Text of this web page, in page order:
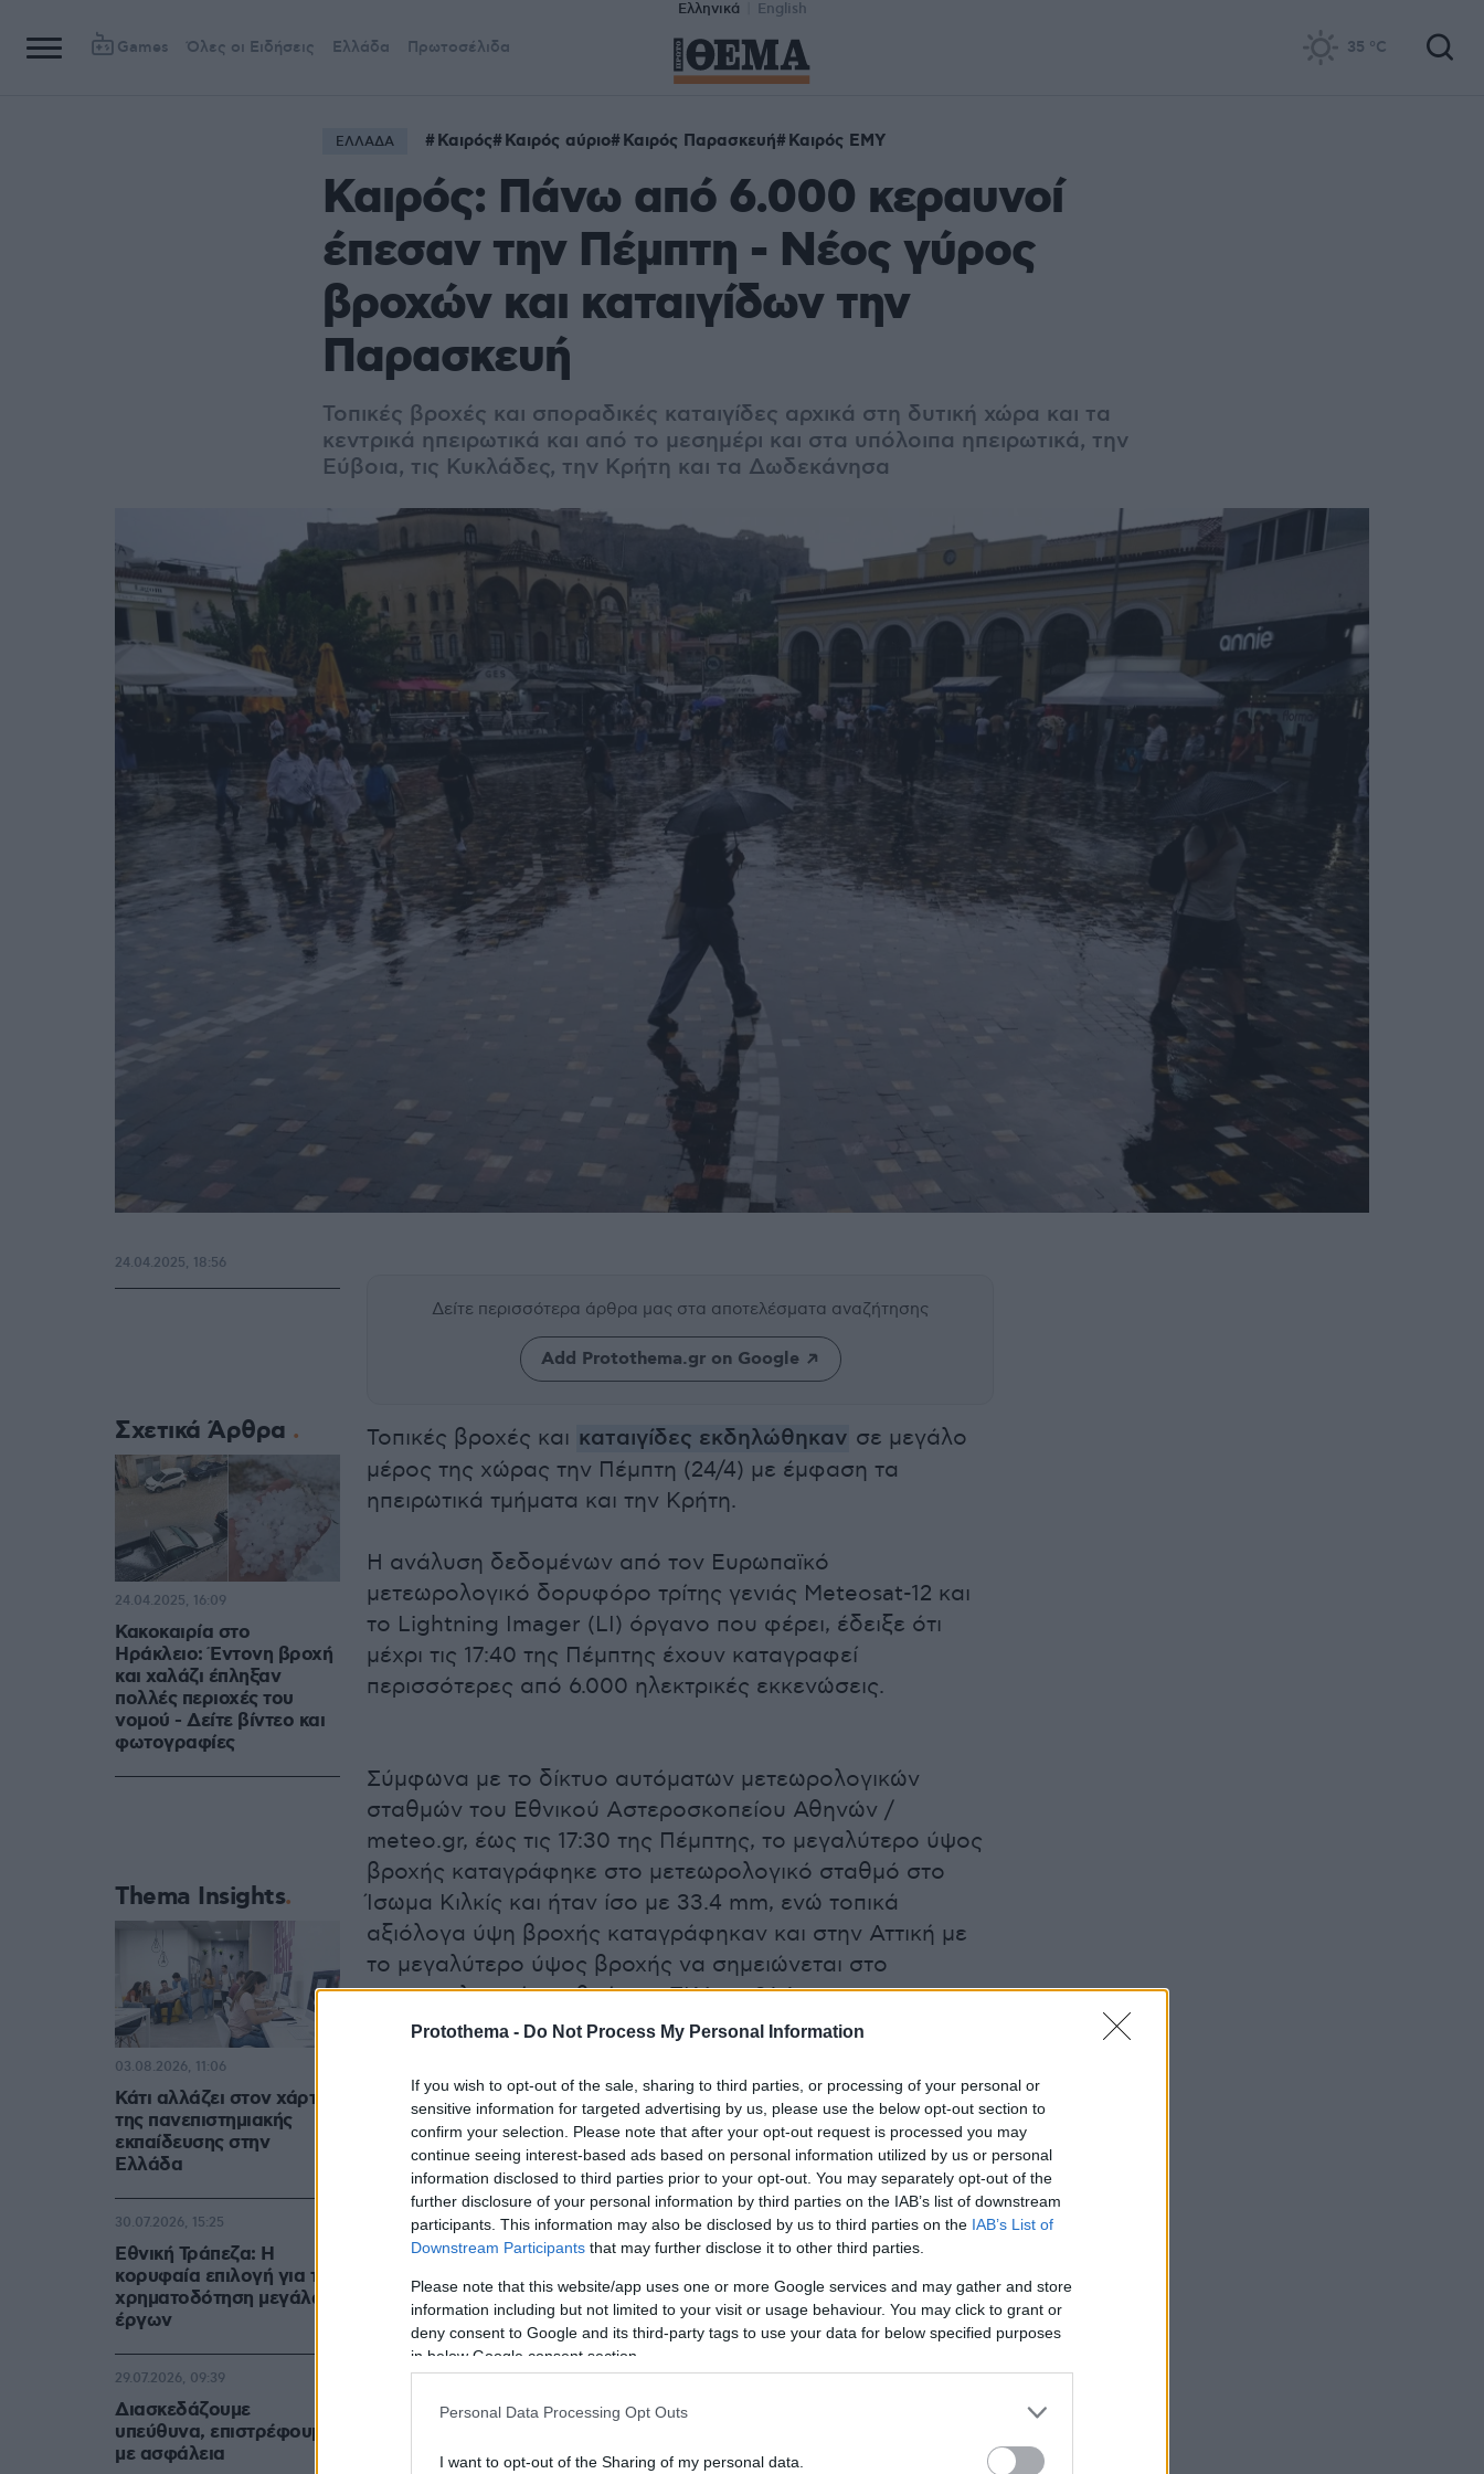
Protothema - Do Not Process My Personal Information
If you wish to opt-out of the sale, sharing to third parties, or processing of your personal or
sensitive information for targeted advertising by us, please use the below opt-out section to
confirm your selection. Please note that after your opt-out request is processed you may
continue seeing interest-based ads based on personal information utilized by us or personal
information disclosed to third parties prior to your opt-out. You may separately opt-out of the
further disclosure of your personal information by third parties on the IAB’s list of downstream
participants. This information may also be disclosed by us to third parties on the IAB’s List of
Downstream Participants that may further disclose it to other third parties.
Please note that this website/app uses one or more Google services and may gather and store
information including but not limited to your visit or usage behaviour. You may click to grant or
deny consent to Google and its third-party tags to use your data for below specified purposes
in below Google consent section.
Personal Data Processing Opt Outs
I want to opt-out of the Sharing of my personal data.
Ελληνικά English
Games Όλες οι Ειδήσεις Ελλάδα Πρωτοσέλιδα 35 °C
ΕΛΛΑΔΑ Καιρός Καιρός αύριο Καιρός Παρασκευή Καιρός ΕΜΥ
Καιρός: Πάνω από 6.000 κεραυνοί
έπεσαν την Πέμπτη - Νέος γύρος
βροχών και καταιγίδων την
Παρασκευή
Τοπικές βροχές και σποραδικές καταιγίδες αρχικά στη δυτική χώρα και τα
κεντρικά ηπειρωτικά και από το μεσημέρι και στα υπόλοιπα ηπειρωτικά, την
Εύβοια, τις Κυκλάδες, την Κρήτη και τα Δωδεκάνησα
Δείτε περισσότερα άρθρα μας στα αποτελέσματα αναζήτησης
Add Protothema.gr on Google
Τοπικές βροχές και καταιγίδες εκδηλώθηκαν σε μεγάλο
μέρος της χώρας την Πέμπτη (24/4) με έμφαση τα
ηπειρωτικά τμήματα και την Κρήτη.
Η ανάλυση δεδομένων από τον Ευρωπαϊκό
μετεωρολογικό δορυφόρο τρίτης γενιάς Meteosat-12 και
το Lightning Imager (LI) όργανο που φέρει, έδειξε ότι
μέχρι τις 17:40 της Πέμπτης έχουν καταγραφεί
περισσότερες από 6.000 ηλεκτρικές εκκενώσεις.
Σύμφωνα με το δίκτυο αυτόματων μετεωρολογικών
σταθμών του Εθνικού Αστεροσκοπείου Αθηνών /
meteo.gr, έως τις 17:30 της Πέμπτης, το μεγαλύτερο ύψος
βροχής καταγράφηκε στο μετεωρολογικό σταθμό στο
Ίσωμα Κιλκίς και ήταν ίσο με 33.4 mm, ενώ τοπικά
αξιόλογα ύψη βροχής καταγράφηκαν και στην Αττική με
το μεγαλύτερο ύψος βροχής να σημειώνεται στο
μετεωρολογικό σταθμό στο ΣΚΑ με 26.6 mm.
24.04.2025, 18:56
Σχετικά Άρθρα
Κακοκαιρία στο
Ηράκλειο: Έντονη βροχή
και χαλάζι έπληξαν
πολλές περιοχές του
νομού - Δείτε βίντεο και
φωτογραφίες
24.04.2025, 16:09
Thema Insights
Κάτι αλλάζει στον χάρτη
της πανεπιστημιακής
εκπαίδευσης στην
Ελλάδα
03.08.2026, 11:06
Εθνική Τράπεζα: Η
κορυφαία επιλογή για τη
χρηματοδότηση μεγάλων
έργων
30.07.2026, 15:25
Διασκεδάζουμε
υπεύθυνα, επιστρέφουμε
με ασφάλεια
29.07.2026, 09:39